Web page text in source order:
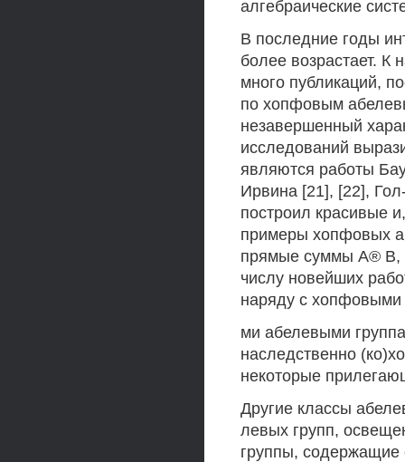
алгебраические
В последние годы
более возрастает. К
много публикаций,
по хопфовым
незавершенный
исследований
являются работы
Ирвина [21], [22],
построил красивые
примеры хопфовых
прямые суммы А® В,
числу новейших
наряду с
ми абелевыми
наследственно
некоторые
Другие классы
левых групп,
группы, содержащие